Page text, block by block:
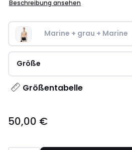
Beschreibung ansehen
Marine + grau + Marine
Größe
Größentabelle
€.
50,00 €